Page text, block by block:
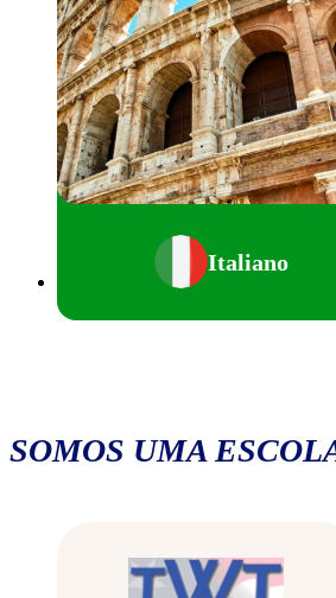
Italiano
SOMOS UMA